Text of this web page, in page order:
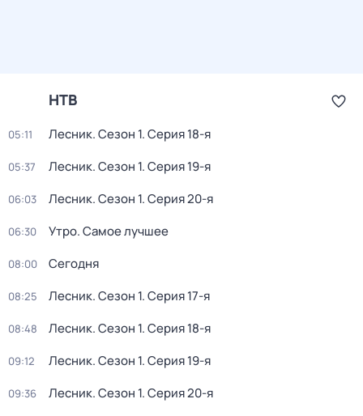
НТВ
05:11 Лесник. Сезон 1. Серия 18-я
05:37 Лесник. Сезон 1. Серия 19-я
06:03 Лесник. Сезон 1. Серия 20-я
06:30 Утро. Самое лучшее
08:00 Сегодня
08:25 Лесник. Сезон 1. Серия 17-я
08:48 Лесник. Сезон 1. Серия 18-я
09:12 Лесник. Сезон 1. Серия 19-я
09:36 Лесник. Сезон 1. Серия 20-я